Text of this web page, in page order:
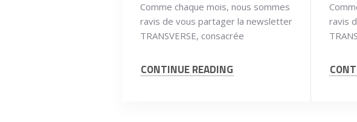
Comme chaque mois, nous sommes
ravis de vous partager la newsletter
TRANSVERSE, consacrée
CONTINUE READING
ravis